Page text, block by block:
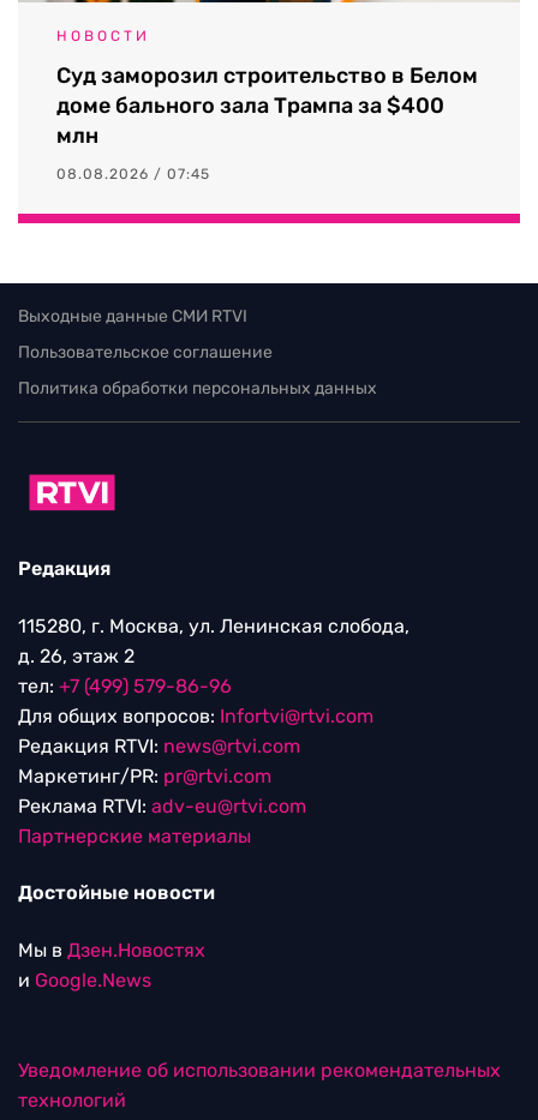
НОВОСТИ
Суд заморозил строительство в Белом
доме бального зала Трампа за $400
млн
08.08.2026 / 07:45
Выходные данные СМИ RTVI
Пользовательское соглашение
Политика обработки персональных данных
Редакция
115280, г. Москва, ул. Ленинская слобода,
д. 26, этаж 2
тел: +7 (499) 579-86-96
Для общих вопросов: Infortvi@rtvi.com
Редакция RTVI: news@rtvi.com
Маркетинг/PR: pr@rtvi.com
Реклама RTVI: adv-eu@rtvi.com
Партнерские материалы
Достойные новости
Мы в Дзен.Новостях
и Google.News
Уведомление об использовании рекомендательных
технологий